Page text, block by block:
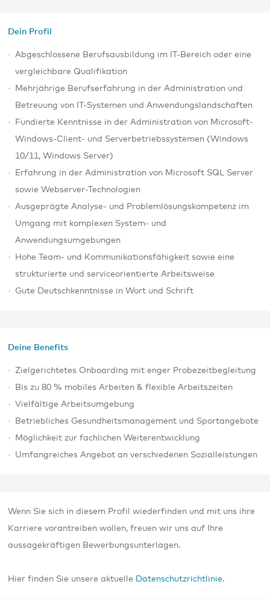
Dein Profil
Abgeschlossene Berufsausbildung im IT-Bereich oder eine
vergleichbare Qualifikation
Mehrjährige Berufserfahrung in der Administration und
Betreuung von IT-Systemen und Anwendungslandschaften
Fundierte Kenntnisse in der Administration von Microsoft-
Windows-Client- und Serverbetriebssystemen (Windows
10/11, Windows Server)
Erfahrung in der Administration von Microsoft SQL Server
sowie Webserver-Technologien
Ausgeprägte Analyse- und Problemlösungskompetenz im
Umgang mit komplexen System- und
Anwendungsumgebungen
Hohe Team- und Kommunikationsfähigkeit sowie eine
strukturierte und serviceorientierte Arbeitsweise
Gute Deutschkenntnisse in Wort und Schrift
Deine Benefits
Zielgerichtetes Onboarding mit enger Probezeitbegleitung
Bis zu 80 % mobiles Arbeiten & flexible Arbeitszeiten
Vielfältige Arbeitsumgebung
Betriebliches Gesundheitsmanagement und Sportangebote
Möglichkeit zur fachlichen Weiterentwicklung
Umfangreiches Angebot an verschiedenen Sozialleistungen
Wenn Sie sich in diesem Profil wiederfinden und mit uns ihre
Karriere vorantreiben wollen, freuen wir uns auf Ihre
aussagekräftigen Bewerbungsunterlagen.
Hier finden Sie unsere aktuelle Datenschutzrichtlinie.